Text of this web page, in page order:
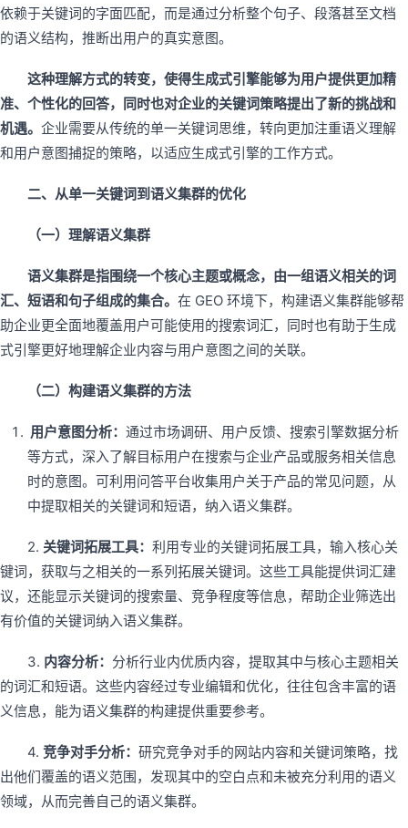
依赖于关键词的字面匹配，而是通过分析整个句子、段落甚至文档
的语义结构，推断出用户的真实意图。
这种理解方式的转变，使得生成式引擎能够为用户提供更加精
准、个性化的回答，同时也对企业的关键词策略提出了新的挑战和
机遇。 企业需要从传统的单一关键词思维，转向更加注重语义理解
和用户意图捕捉的策略，以适应生成式引擎的工作方式。
二、从单一关键词到语义集群的优化
（一）理解语义集群
语义集群是指围绕一个核心主题或概念，由一组语义相关的词
汇、短语和句子组成的集合。 在 GEO 环境下，构建语义集群能够帮
助企业更全面地覆盖用户可能使用的搜索词汇，同时也有助于生成
式引擎更好地理解企业内容与用户意图之间的关联。
（二）构建语义集群的方法
用户意图分析： 通过市场调研、用户反馈、搜索引擎数据分析
等方式，深入了解目标用户在搜索与企业产品或服务相关信息
时的意图。可利用问答平台收集用户关于产品的常见问题，从
中提取相关的关键词和短语，纳入语义集群。
2. 关键词拓展工具： 利用专业的关键词拓展工具，输入核心关
键词，获取与之相关的一系列拓展关键词。这些工具能提供词汇建
议，还能显示关键词的搜索量、竞争程度等信息，帮助企业筛选出
有价值的关键词纳入语义集群。
3. 内容分析： 分析行业内优质内容，提取其中与核心主题相关
的词汇和短语。这些内容经过专业编辑和优化，往往包含丰富的语
义信息，能为语义集群的构建提供重要参考。
4. 竞争对手分析： 研究竞争对手的网站内容和关键词策略，找
出他们覆盖的语义范围，发现其中的空白点和未被充分利用的语义
领域，从而完善自己的语义集群。